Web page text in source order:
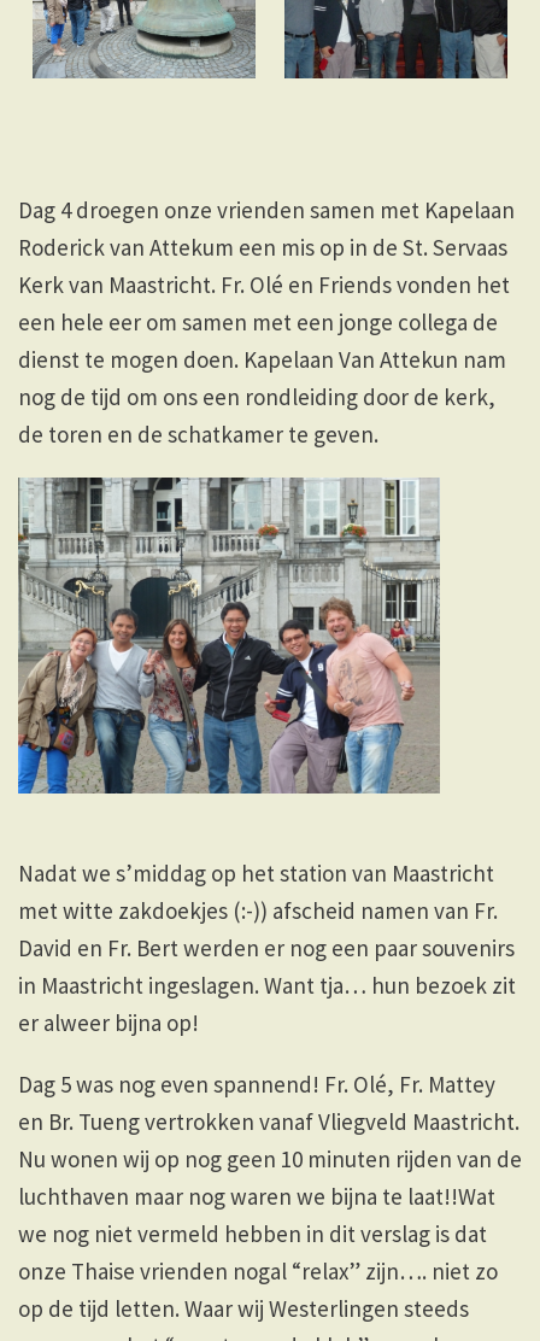
Dag 4 droegen onze vrienden samen met Kapelaan
Roderick van Attekum een mis op in de St. Servaas
Kerk van Maastricht. Fr. Olé en Friends vonden het
een hele eer om samen met een jonge collega de
dienst te mogen doen. Kapelaan Van Attekun nam
nog de tijd om ons een rondleiding door de kerk,
de toren en de schatkamer te geven.
Nadat we s’middag op het station van Maastricht
met witte zakdoekjes (:-)) afscheid namen van Fr.
David en Fr. Bert werden er nog een paar souvenirs
in Maastricht ingeslagen. Want tja… hun bezoek zit
er alweer bijna op!
Dag 5 was nog even spannend! Fr. Olé, Fr. Mattey
en Br. Tueng vertrokken vanaf Vliegveld Maastricht.
Nu wonen wij op nog geen 10 minuten rijden van de
luchthaven maar nog waren we bijna te laat!!Wat
we nog niet vermeld hebben in dit verslag is dat
onze Thaise vrienden nogal “relax” zijn…. niet zo
op de tijd letten. Waar wij Westerlingen steeds